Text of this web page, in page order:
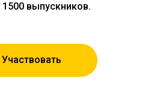
1500 выпускников.
Участвовать